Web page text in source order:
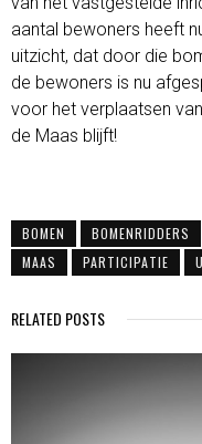
aantal bewoners heeft
uitzicht, dat door die
de bewoners is nu
voor het verplaatsen
de Maas blijft!
BOMEN BOMENRIDDERS
MAAS
PARTICIPATIE
RELATED POSTS